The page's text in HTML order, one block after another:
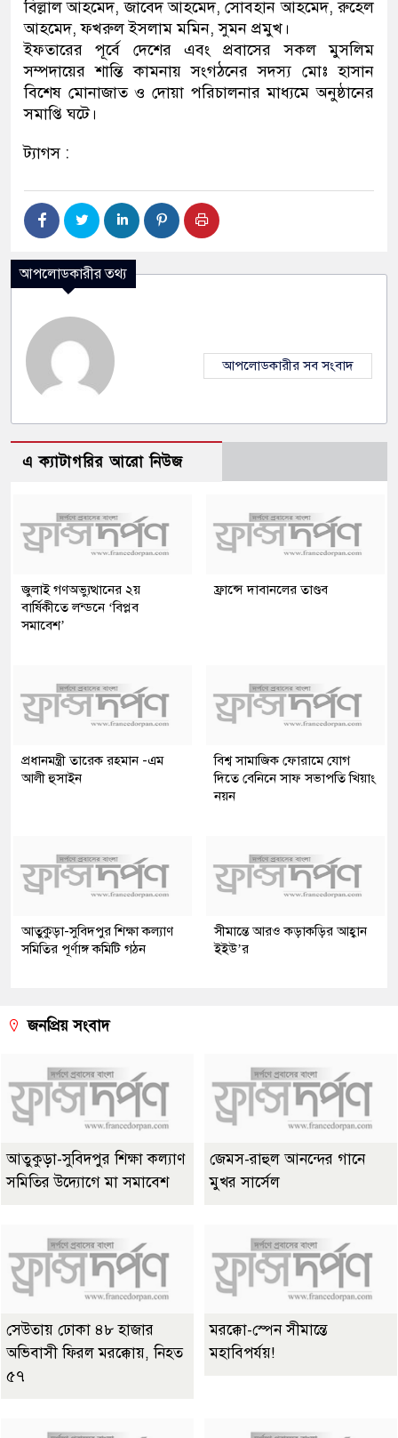
বিল্লাল আহমেদ, জাবেদ আহমেদ, সোবহান আহমেদ, রুহেল
আহমেদ, ফখরুল ইসলাম মমিন, সুমন প্রমুখ।
ইফতারের পূর্বে দেশের এবং প্রবাসের সকল মুসলিম
সম্পদায়ের শান্তি কামনায় সংগঠনের সদস্য মোঃ হাসান
বিশেষ মোনাজাত ও দোয়া পরিচালনার মাধ্যমে অনুষ্ঠানের
সমাপ্তি ঘটে।
ট্যাগস :
আপলোডকারীর তথ্য
আপলোডকারীর সব সংবাদ
এ ক্যাটাগরির আরো নিউজ
জুলাই গণঅভ্যুত্থানের ২য়
বার্ষিকীতে লন্ডনে ‘বিপ্লব
সমাবেশ’
ফ্রান্সে দাবানলের তাণ্ডব
প্রধানমন্ত্রী তারেক রহমান -এম
আলী হুসাইন
বিশ্ব সামাজিক ফোরামে যোগ
দিতে বেনিনে সাফ সভাপতি খিয়াং
নয়ন
আতুকুড়া-সুবিদপুর শিক্ষা কল্যাণ
সমিতির পূর্ণাঙ্গ কমিটি গঠন
সীমান্তে আরও কড়াকড়ির আহ্বান
ইইউ’র
জনপ্রিয় সংবাদ
আতুকুড়া-সুবিদপুর শিক্ষা কল্যাণ
সমিতির উদ্যোগে মা সমাবেশ
জেমস-রাহুল আনন্দের গানে
মুখর সার্সেল
সেউতায় ঢোকা ৪৮ হাজার
অভিবাসী ফিরল মরক্কোয়, নিহত
৫৭
মরক্কো-স্পেন সীমান্তে
মহাবিপর্যয়!